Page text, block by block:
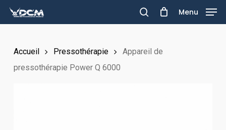
Skip
to
content
search
Menu
Accueil Pressothérapie
Appareil de
pressothérapie Power Q 6000